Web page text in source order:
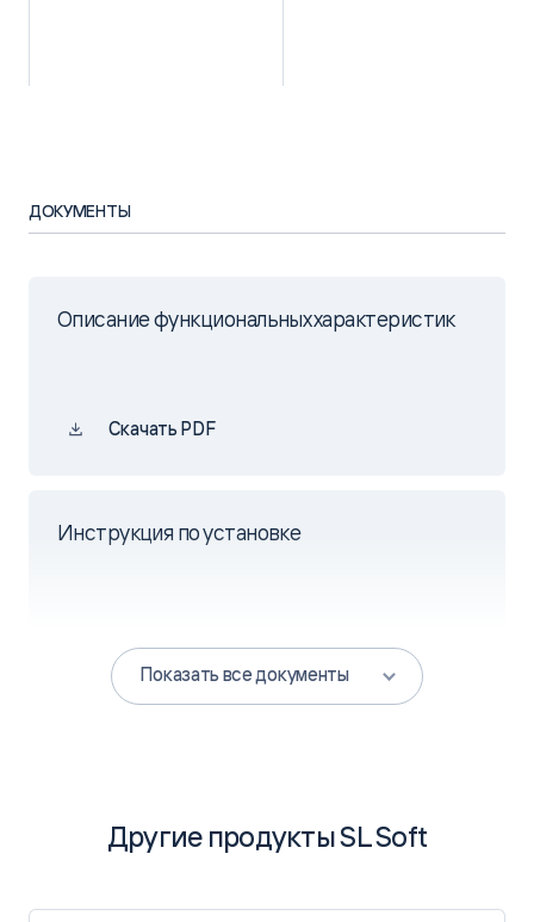
ДОКУМЕНТЫ
Описание функциональных характеристик
Скачать PDF
Инструкция по установке
Скачать PDF
Скачать ZIP
Показать все документы
Другие продукты SL Soft